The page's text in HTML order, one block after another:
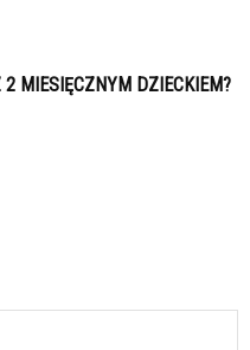
2 MIESIĘCZNYM DZIECKIEM?